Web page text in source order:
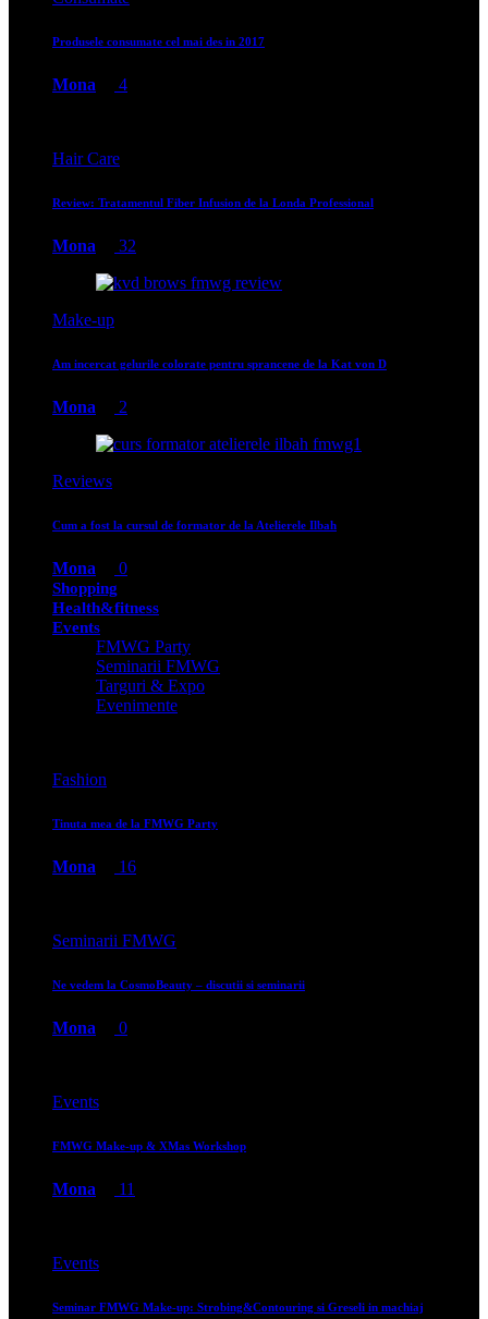
Produsele consumate cel mai des in 2017
Mona 4
Hair Care
Review: Tratamentul Fiber Infusion de la Londa Professional
Mona 32
Make-up
Am incercat gelurile colorate pentru sprancene de la Kat von D
Mona 2
Reviews
Cum a fost la cursul de formator de la Atelierele Ilbah
Mona 0
Shopping
Health&fitness
Events
FMWG Party
Seminarii FMWG
Targuri & Expo
Evenimente
Fashion
Tinuta mea de la FMWG Party
Mona 16
Seminarii FMWG
Ne vedem la CosmoBeauty – discutii si seminarii
Mona 0
Events
FMWG Make-up & XMas Workshop
Mona 11
Events
Seminar FMWG Make-up: Strobing&Contouring si Greseli in machiaj